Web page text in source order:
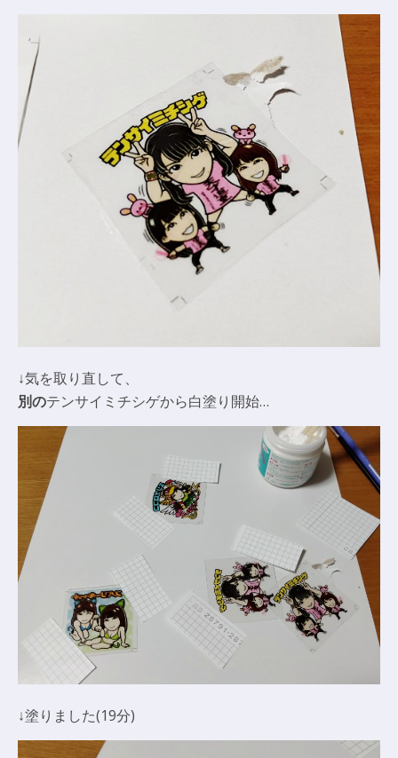
↓気を取り直して、
別のテンサイミチシゲから白塗り開始…
↓塗りました(19分)